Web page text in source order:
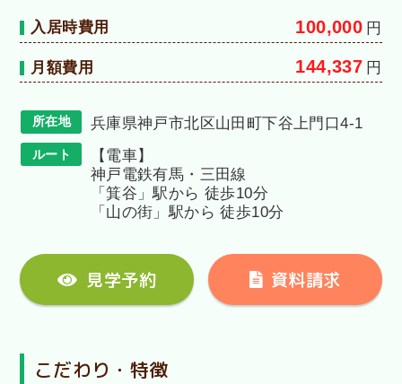
入居時費用 100,000 円
月額費用 144,337 円
所在地 兵庫県神戸市北区山田町下谷上門口4-1
ルート
【電車】
神戸電鉄有馬・三田線
「箕谷」駅から 徒歩10分
「山の街」駅から 徒歩10分
見学予約 資料請求
こだわり・特徴